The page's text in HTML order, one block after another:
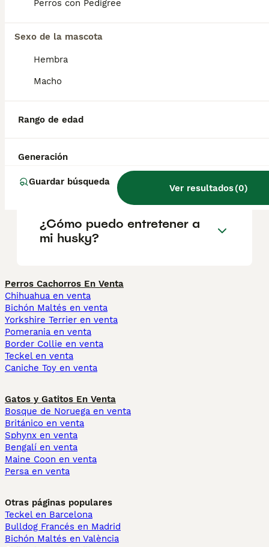
Perros con Pedigree
Sexo de la mascota
Hembra
Macho
Rango de edad
Generación
Guardar búsqueda
Ver resultados(0)
¿Cuáles son los 3 tipos de
¿Es un husky siberiano una
¿El husky es un perro feliz?
¿Cómo puedo entretener a
mi husky?
Perros Cachorros En Venta
Chihuahua en venta
Bichón Maltés en venta
Yorkshire Terrier en venta
Pomerania en venta
Border Collie en venta
Teckel en venta
Caniche Toy en venta
Gatos y Gatitos En Venta
Bosque de Noruega en venta
Británico en venta
Sphynx en venta
Bengalí en venta
Maine Coon en venta
Persa en venta
Otras páginas populares
Teckel en Barcelona
Bulldog Francés en Madrid
Bichón Maltés en València